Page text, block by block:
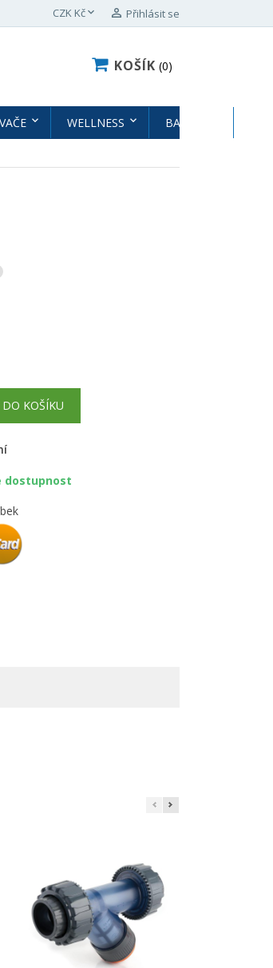
CZK Kč  Přihlásit se
KOŠÍK 0
WELLNESS BAZÉNY
KOŠÍKU
dostupnost